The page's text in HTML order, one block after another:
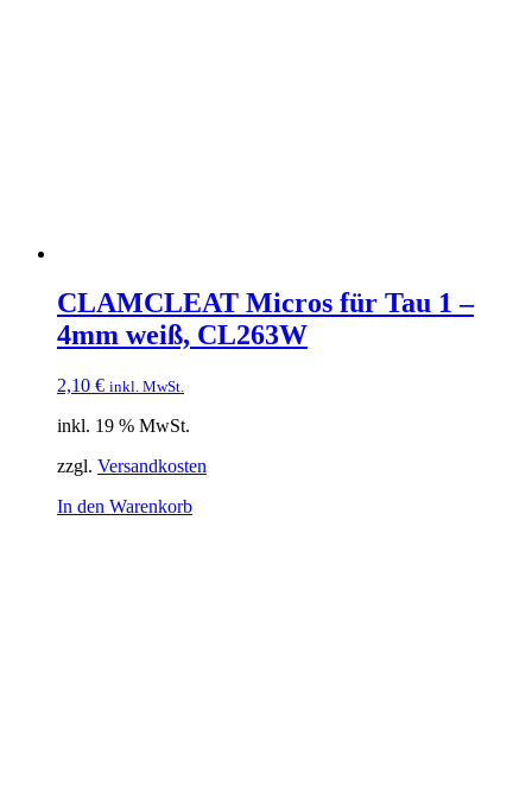
CLAMCLEAT Micros für Tau 1 –
4mm weiß, CL263W
2,10 € inkl. MwSt.
inkl. 19 % MwSt.
zzgl. Versandkosten
In den Warenkorb